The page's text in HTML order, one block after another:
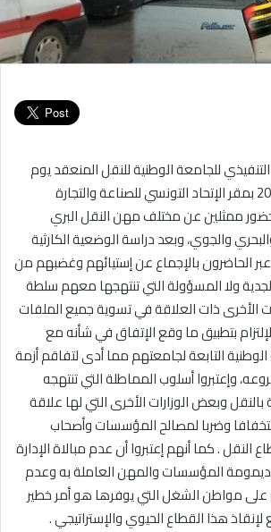
للجامعة الوطنية للنقل المنعقد يوم
الخميس 13 سبتمبر 2018 بمقر الإتحاد التونسي للصناعة والتجارة
ممثلين عن مختلف مهن النقل البري
والجوي، وبعد دراسة الوضعية الكارثية
الحاضرون بالإجماع عن إستيائهم وغضبهم من
ولا المسؤولة التي تنتهجها معهم سلطة
الأخرى ذات العلاقة في تسوية جميع الملفات
بتطبيق ما وقع الإتفاق في شأنه مع
التابعة لجامعتهم مما أدى لتفاقم أزمة
وإعتبروا أسلوب المماطلة التي تنتهجه
وبعض الوزارات الأخرى التي لها علاقة
وضربا لمصالح المؤسسات وأصحاب
. كما أنهم إعتبروا أن عدم مبالاة الإدارة
المؤسسات والمهن العاملة به وعدم
مواطن الشغل التي يوفرها هو أمر خطير
هذا القطاع الحيوي والإستراتيجي .